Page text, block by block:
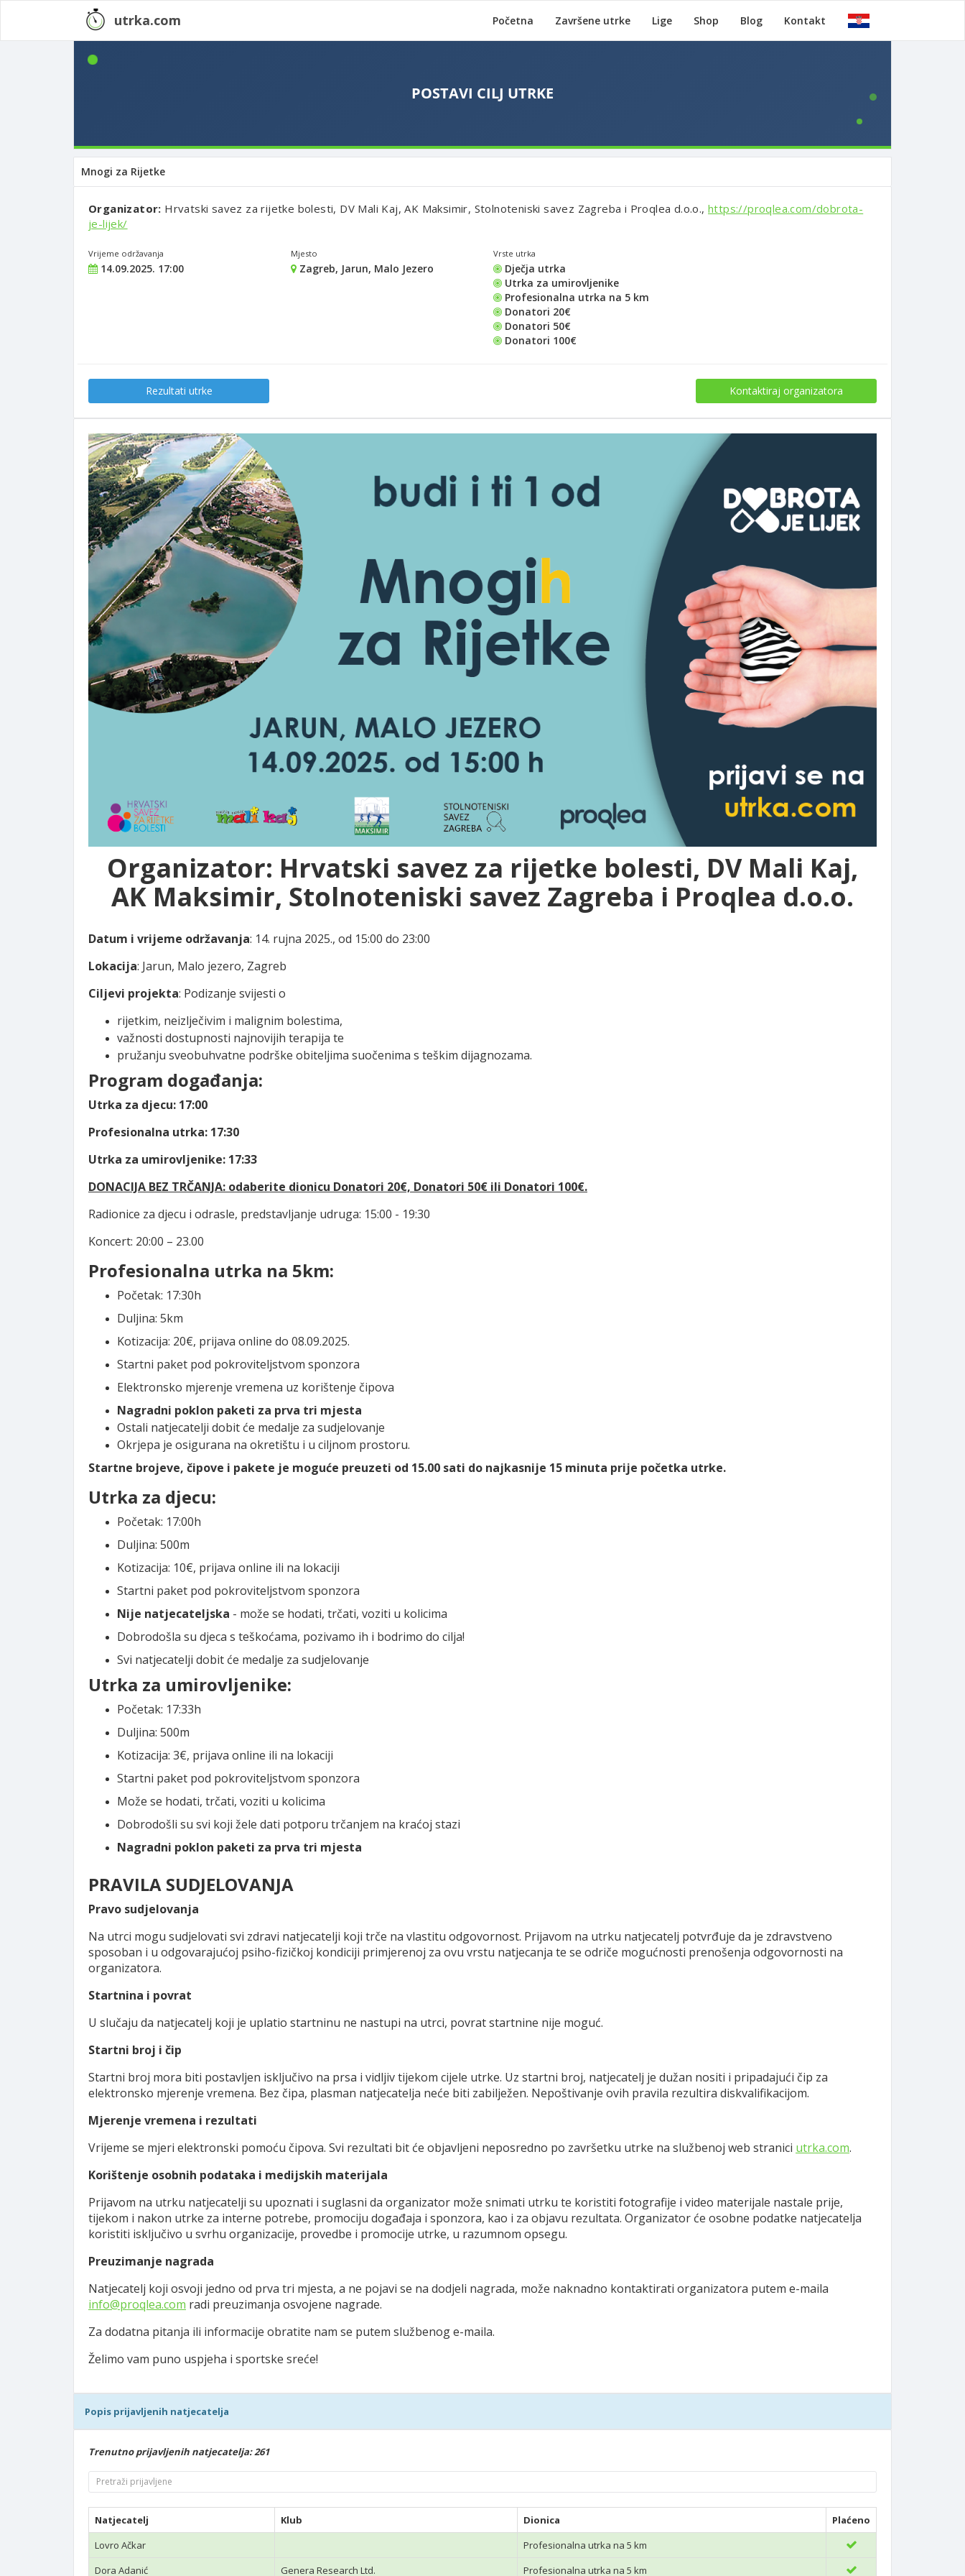
utrka.com Početna Završene utrke Lige Shop Blog Kontakt
Mnogi za Rijetke
Organizator: Hrvatski savez za rijetke bolesti, DV Mali Kaj, AK Maksimir, Stolnoteniski savez Zagreba i Proqlea d.o.o.,https://proqlea.com/dobrota-
je-lijek/
Vrijeme održavanja
14.09.2025. 17:00
Mjesto
Zagreb, Jarun, Malo Jezero
Vrste utrka
Dječja utrka
Utrka za umirovljenike
Profesionalna utrka na 5 km
Donatori 20€
Donatori 50€
Donatori 100€
Rezultati utrke Kontaktiraj organizatora
Organizator: Hrvatski savez za rijetke bolesti, DV Mali Kaj,
AK Maksimir, Stolnoteniski savez Zagreba i Proqlea d.o.o.
Datum i vrijeme održavanja: 14. rujna 2025., od 15:00 do 23:00
Lokacija: Jarun, Malo jezero, Zagreb
Ciljevi projekta: Podizanje svijesti o
rijetkim, neizlječivim i malignim bolestima,
važnosti dostupnosti najnovijih terapija te
pružanju sveobuhvatne podrške obiteljima suočenima s teškim dijagnozama.
Program događanja:
Utrka za djecu: 17:00
Profesionalna utrka: 17:30
Utrka za umirovljenike: 17:33
DONACIJA BEZ TRČANJA: odaberite dionicu Donatori 20€, Donatori 50€ ili Donatori 100€.
Radionice za djecu i odrasle, predstavljanje udruga: 15:00 - 19:30
Koncert: 20:00 – 23.00
Profesionalna utrka na 5km:
Početak: 17:30h
Duljina: 5km
Kotizacija: 20€, prijava online do 08.09.2025.
Startni paket pod pokroviteljstvom sponzora
Elektronsko mjerenje vremena uz korištenje čipova
Nagradni poklon paketi za prva tri mjesta
Ostali natjecatelji dobit će medalje za sudjelovanje
Okrjepa je osigurana na okretištu i u ciljnom prostoru.
Startne brojeve, čipove i pakete je moguće preuzeti od 15.00 sati do najkasnije 15 minuta prije početka utrke.
Utrka za djecu:
Početak: 17:00h
Duljina: 500m
Kotizacija: 10€, prijava online ili na lokaciji
Startni paket pod pokroviteljstvom sponzora
Nije natjecateljska - može se hodati, trčati, voziti u kolicima
Dobrodošla su djeca s teškoćama, pozivamo ih i bodrimo do cilja!
Svi natjecatelji dobit će medalje za sudjelovanje
Utrka za umirovljenike:
Početak: 17:33h
Duljina: 500m
Kotizacija: 3€, prijava online ili na lokaciji
Startni paket pod pokroviteljstvom sponzora
Može se hodati, trčati, voziti u kolicima
Dobrodošli su svi koji žele dati potporu trčanjem na kraćoj stazi
Nagradni poklon paketi za prva tri mjesta
PRAVILA SUDJELOVANJA
Pravo sudjelovanja
Na utrci mogu sudjelovati svi zdravi natjecatelji koji trče na vlastitu odgovornost. Prijavom na utrku natjecatelj potvrđuje da je zdravstveno
sposoban i u odgovarajućoj psiho-fizičkoj kondiciji primjerenoj za ovu vrstu natjecanja te se odriče mogućnosti prenošenja odgovornosti na
organizatora.
Startnina i povrat
U slučaju da natjecatelj koji je uplatio startninu ne nastupi na utrci, povrat startnine nije moguć.
Startni broj i čip
Startni broj mora biti postavljen isključivo na prsa i vidljiv tijekom cijele utrke. Uz startni broj, natjecatelj je dužan nositi i pripadajući čip za
elektronsko mjerenje vremena. Bez čipa, plasman natjecatelja neće biti zabilježen. Nepoštivanje ovih pravila rezultira diskvalifikacijom.
Mjerenje vremena i rezultati
Vrijeme se mjeri elektronski pomoću čipova. Svi rezultati bit će objavljeni neposredno po završetku utrke na službenoj web stranici utrka.com.
Korištenje osobnih podataka i medijskih materijala
Prijavom na utrku natjecatelji su upoznati i suglasni da organizator može snimati utrku te koristiti fotografije i video materijale nastale prije,
tijekom i nakon utrke za interne potrebe, promociju događaja i sponzora, kao i za objavu rezultata. Organizator će osobne podatke natjecatelja
koristiti isključivo u svrhu organizacije, provedbe i promocije utrke, u razumnom opsegu.
Preuzimanje nagrada
Natjecatelj koji osvoji jedno od prva tri mjesta, a ne pojavi se na dodjeli nagrada, može naknadno kontaktirati organizatora putem e-maila
info@proqlea.com radi preuzimanja osvojene nagrade.
Za dodatna pitanja ili informacije obratite nam se putem službenog e-maila.
Želimo vam puno uspjeha i sportske sreće!
Popis prijavljenih natjecatelja
Trenutno prijavljenih natjecatelja: 261
Natjecatelj Klub Dionica
Plaćeno
Lovro Ačkar
Profesionalna utrka na 5 km
Dora Adanić
Genera Research Ltd. Profesionalna utrka na 5 km